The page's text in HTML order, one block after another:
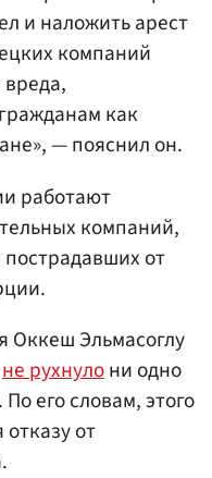
и наложить арест
компаний
как
— пояснил он.
работают
компаний,
от
Оккеш Эльмасоглу
не рухнулони одно
его словам, этого
отказу от